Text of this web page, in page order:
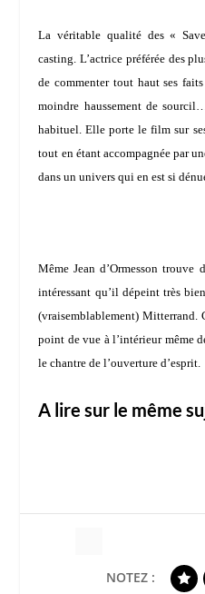
La véritable qualité des «
casting. L’actrice préférée des
de commenter tout haut ses
moindre haussement de
habituel. Elle porte le film sur
tout en étant accompagnée par
dans un univers qui en est si
MêmeJean d’Ormesson trouve
intéressant qu’il dépeint très
(vraisemblablement) Mitterrand.
point de vue à l’intérieur même
le chantre de l’ouverture d’esprit.
A lire sur le même
NOTEZ :